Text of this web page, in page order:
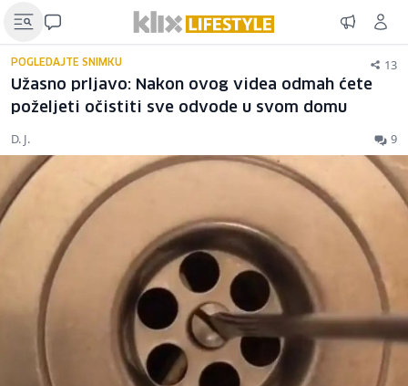
POGLEDAJTE SNIMKU 13
Užasno prljavo: Nakon ovog videa odmah ćete
poželjeti očistiti sve odvode u svom domu
D. J. 9